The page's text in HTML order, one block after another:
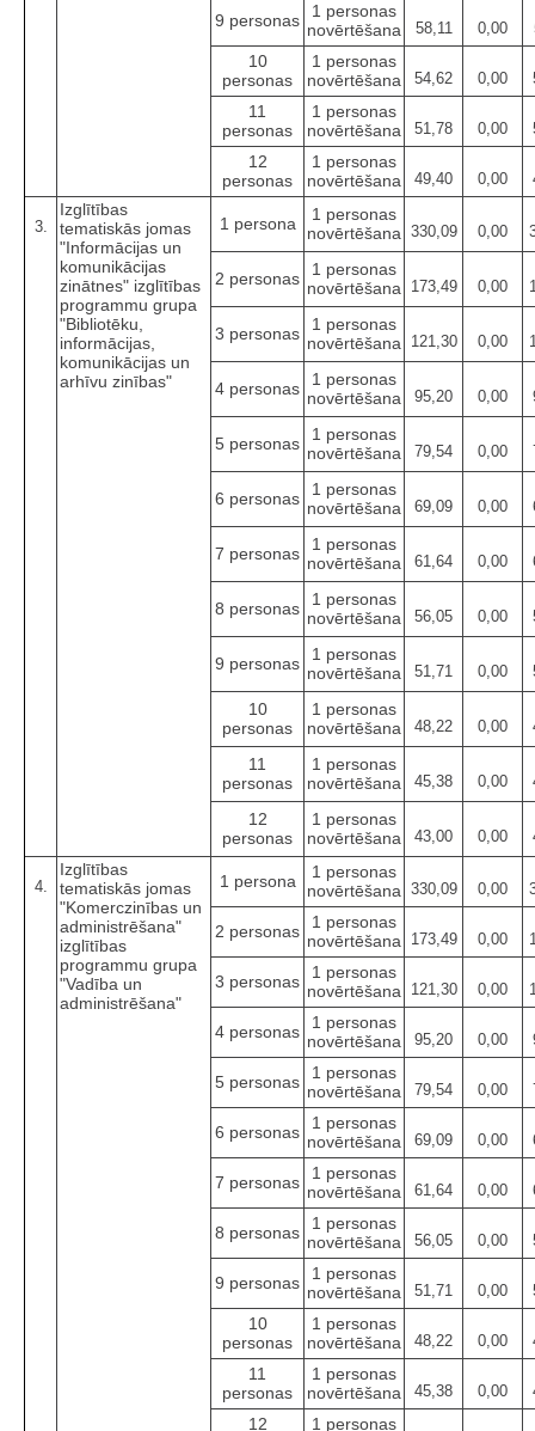
9 personas
1 personas
novērtēšana
58,11 0,00
10
personas
1 personas
novērtēšana
54,62 0,00
11
personas
1 personas
novērtēšana
51,78 0,00
12
personas
1 personas
novērtēšana
49,40 0,00
3.
Izglītības
tematiskās jomas
"Informācijas un
komunikācijas
zinātnes" izglītības
programmu grupa
"Bibliotēku,
informācijas,
komunikācijas un
arhīvu zinības"
1 persona
1 personas
novērtēšana 330,09 0,00
2 personas
1 personas
novērtēšana
173,49 0,00
3 personas
1 personas
novērtēšana
121,30 0,00
4 personas
1 personas
novērtēšana
95,20 0,00
5 personas
1 personas
novērtēšana
79,54 0,00
6 personas
1 personas
novērtēšana
69,09 0,00
7 personas
1 personas
novērtēšana
61,64 0,00
8 personas
1 personas
novērtēšana
56,05 0,00
9 personas
1 personas
novērtēšana
51,71 0,00
10
personas
1 personas
novērtēšana
48,22 0,00
11
personas
1 personas
novērtēšana
45,38 0,00
12
personas
1 personas
novērtēšana
43,00 0,00
4.
Izglītības
tematiskās jomas
"Komerczinības un
administrēšana"
izglītības
programmu grupa
"Vadība un
administrēšana"
1 persona
1 personas
novērtēšana 330,09 0,00
2 personas
1 personas
novērtēšana
173,49 0,00
3 personas
1 personas
novērtēšana
121,30 0,00
4 personas
1 personas
novērtēšana
95,20 0,00
5 personas
1 personas
novērtēšana
79,54 0,00
6 personas
1 personas
novērtēšana
69,09 0,00
7 personas
1 personas
novērtēšana
61,64 0,00
8 personas
1 personas
novērtēšana
56,05 0,00
9 personas
1 personas
novērtēšana
51,71 0,00
10
personas
1 personas
novērtēšana
48,22 0,00
11
personas
1 personas
novērtēšana
45,38 0,00
12 1 personas